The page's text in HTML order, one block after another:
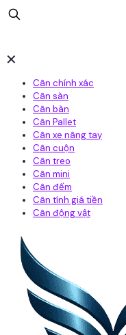
✕
Cân chính xác
Cân sàn
Cân bàn
Cân Pallet
Cân xe nâng tay
Cân cuộn
Cân treo
Cân mini
Cân đếm
Cân tính giá tiền
Cân động vật